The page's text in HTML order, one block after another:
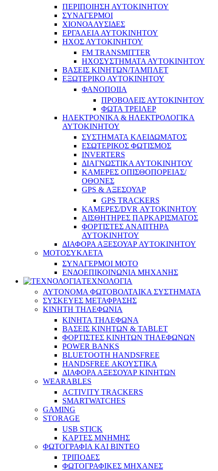
ΠΕΡΙΠΟΙΗΣΗ ΑΥΤΟΚΙΝΗΤΟΥ
ΣΥΝΑΓΕΡΜΟΙ
ΧΙΟΝΟΑΛΥΣΙΔΕΣ
ΕΡΓΑΛΕΙΑ ΑΥΤΟΚΙΝΗΤΟΥ
ΗΧΟΣ ΑΥΤΟΚΙΝΗΤΟΥ
FM TRANSMITTER
ΗΧΟΣΥΣΤΗΜΑΤΑ ΑΥΤΟΚΙΝΗΤΟΥ
ΒΑΣΕΙΣ ΚΙΝΗΤΩΝ/ΤΑΜΠΛΕΤ
ΕΞΩΤΕΡΙΚΟ ΑΥΤΟΚΙΝΗΤΟΥ
ΦΑΝΟΠΟΙΙΑ
ΠΡΟΒΟΛΕΙΣ ΑΥΤΟΚΙΝΗΤΟΥ
ΦΩΤΑ ΤΡΕΙΛΕΡ
ΗΛΕΚΤΡΟΝΙΚΑ & ΗΛΕΚΤΡΟΛΟΓΙΚΑ
ΑΥΤΟΚΙΝΗΤΟΥ
ΣΥΣΤΗΜΑΤΑ ΚΛΕΙΔΩΜΑΤΟΣ
ΕΣΩΤΕΡΙΚΟΣ ΦΩΤΙΣΜΟΣ
INVERTERS
ΔΙΑΓΝΩΣΤΙΚΑ ΑΥΤΟΚΙΝΗΤΟΥ
ΚΑΜΕΡΕΣ ΟΠΙΣΘΟΠΟΡΕΙΑΣ/
ΟΘΟΝΕΣ
GPS & ΑΞΕΣΟΥΑΡ
GPS TRACKERS
ΚΑΜΕΡΕΣ/DVR ΑΥΤΟΚΙΝΗΤΟΥ
ΑΙΣΘΗΤΗΡΕΣ ΠΑΡΚΑΡΙΣΜΑΤΟΣ
ΦΟΡΤΙΣΤΕΣ ΑΝΑΠΤΗΡΑ
ΑΥΤΟΚΙΝΗΤΟΥ
ΔΙΑΦΟΡΑ ΑΞΕΣΟΥΑΡ ΑΥΤΟΚΙΝΗΤΟΥ
ΜΟΤΟΣΥΚΛΕΤΑ
ΣΥΝΑΓΕΡΜΟΙ ΜΟΤΟ
ΕΝΔΟΕΠΙΚΟΙΝΩΝΙΑ ΜΗΧΑΝΗΣ
ΤΕΧΝΟΛΟΓΙΑ
ΑΥΤΟΝΟΜΑ ΦΩΤΟΒΟΛΤΑΙΚΑ ΣΥΣΤΗΜΑΤΑ
ΣΥΣΚΕΥΕΣ ΜΕΤΑΦΡΑΣΗΣ
ΚΙΝΗΤΗ ΤΗΛΕΦΩΝΙΑ
ΚΙΝΗΤΑ ΤΗΛΕΦΩΝΑ
ΒΑΣΕΙΣ ΚΙΝΗΤΩΝ & TABLET
ΦΟΡΤΙΣΤΕΣ ΚΙΝΗΤΩΝ ΤΗΛΕΦΩΝΩΝ
POWER BANKS
BLUETOOTH HANDSFREE
HANDSFREE ΑΚΟΥΣΤΙΚΑ
ΔΙΑΦΟΡΑ ΑΞΕΣΟΥΑΡ ΚΙΝΗΤΩΝ
WEARABLES
ACTIVITY TRACKERS
SMARTWATCHES
GAMING
STORAGE
USB STICK
ΚΑΡΤΕΣ ΜΝΗΜΗΣ
ΦΩΤΟΓΡΑΦΙΑ ΚΑΙ ΒΙΝΤΕΟ
ΤΡΙΠΟΔΕΣ
ΦΩΤΟΓΡΑΦΙΚΕΣ ΜΗΧΑΝΕΣ